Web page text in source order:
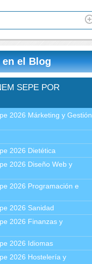
el Blog
SEPE POR
2026 Márketing y Gestión
2026 Dietética
2026 Diseño Web y
2026 Programación e
2026 Sanidad
2026 Finanzas y
2026 Idiomas
2026 Hostelería y